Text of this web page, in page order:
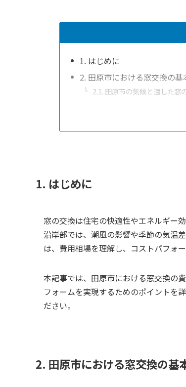
1. はじめに
2. 田原市における窓交換の基
2.1. 田原市の気候と適した窓
1. はじめに
窓の交換は住宅の快適性やエネルギー
沿岸部では、潮風の影響や季節の気温
は、費用相場を理解し、コストパフォ
本記事では、田原市における窓交換の
フォームを実現するためのポイントを
ださい。
2. 田原市における窓交換の基